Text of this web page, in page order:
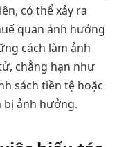
có thể xảy ra
quan ảnh hưởng
cách làm ảnh
chẳng hạn như
sách tiền tệ hoặc
bị ảnh hưởng.